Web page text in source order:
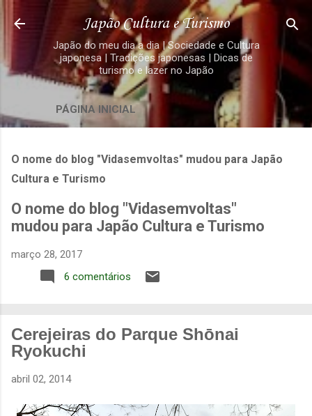
Pular para o conteúdo principal
Japão Cultura e Turismo
Japão do meu dia a dia | Sociedade e Cultura
japonesa | Tradições japonesas | Dicas de
turismo e lazer no Japão
PÁGINA INICIAL
O nome do blog "Vidasemvoltas" mudou para Japão
Cultura e Turismo
O nome do blog "Vidasemvoltas"
mudou para Japão Cultura e Turismo
março 28, 2017
6 comentários
Cerejeiras do Parque Shōnai
Ryokuchi
abril 02, 2014